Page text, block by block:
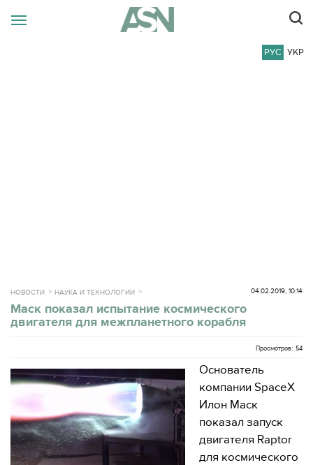
РУС УКР
НОВОСТИ НАУКА И ТЕХНОЛОГИИ 04.02.2019, 10:14
Маск показал испытание космического
двигателя для межпланетного корабля
Просмотров: 54
Основатель
компании SpaceX
Илон Маск
показал запуск
двигателя Raptor
для космического